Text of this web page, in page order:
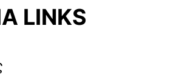
LINKS